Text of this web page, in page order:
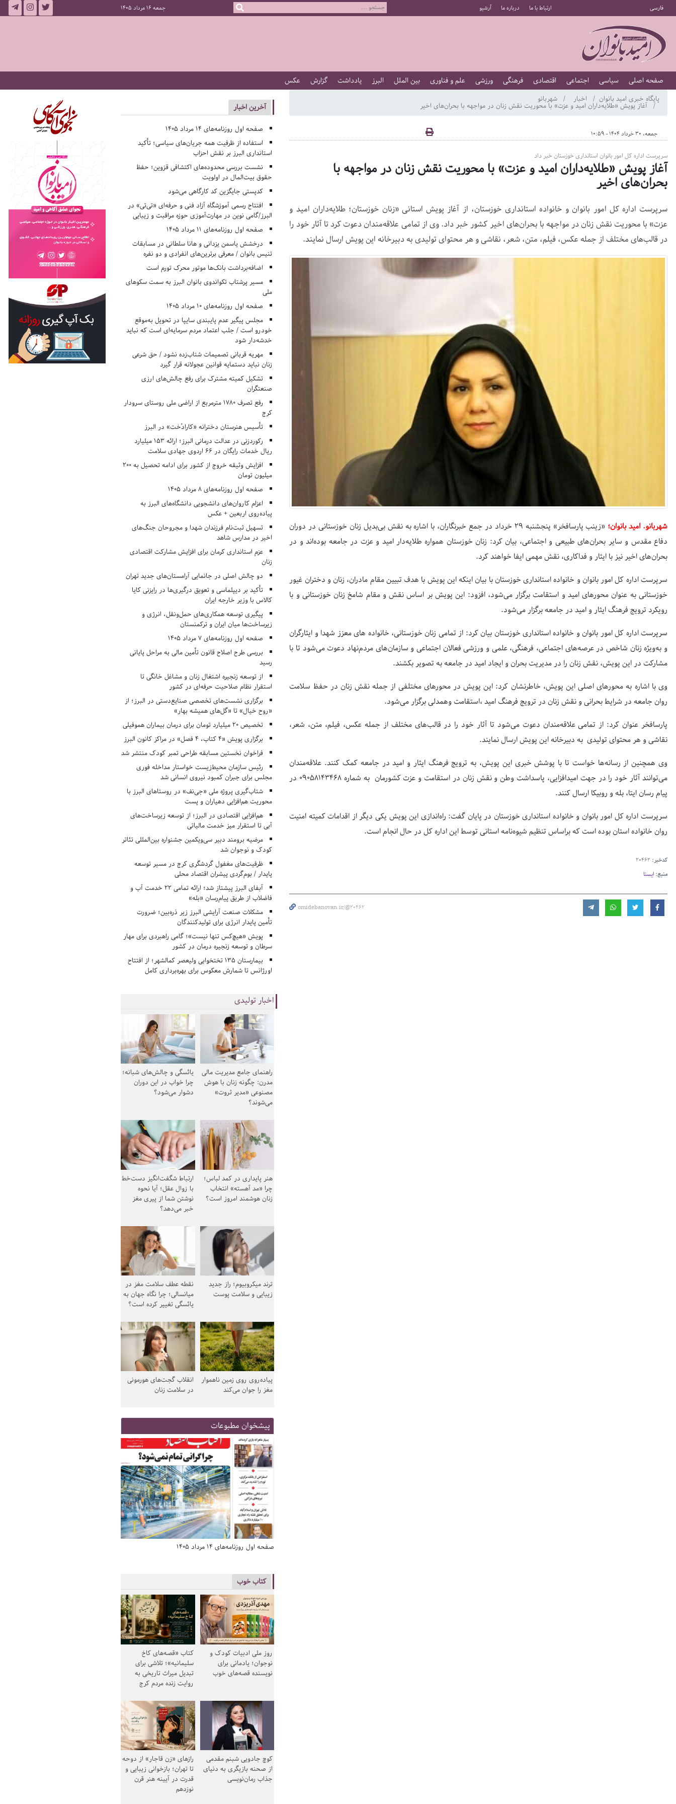
فارسی ارتباط با ما درباره ما آرشیو جمعه 16 مرداد 1405
صفحه اصلی سیاسی اجتماعی اقتصادی فرهنگی ورزشی علم و فناوری بین الملل البرز یادداشت گزارش عکس
پایگاه خبری امید بانوان اخبار شهربانو
آغاز پویش «طلایه‌داران امید و عزت» با محوریت نقش زنان در مواجهه با بحران‌های اخیر
جمعه، 30 خرداد 1404 - 10:59
سرپرست اداره کل امور بانوان استانداری خوزستان خبر داد
آغاز پویش «طلایه‌داران امید و عزت» با محوریت نقش زنان در مواجهه با
بحران‌های اخیر
سرپرست اداره کل امور بانوان و خانواده استانداری خوزستان، از آغاز پویش استانی «زنان خوزستان؛ طلایه‌داران امید و
عزت» با محوریت نقش زنان در مواجهه با بحران‌های اخیر کشور خبر داد. وی از تمامی علاقه‌مندان دعوت کرد تا آثار خود را
در قالب‌های مختلف از جمله عکس، فیلم، متن، شعر، نقاشی و هر محتوای تولیدی به دبیرخانه این پویش ارسال نمایند.
شهربانو. امید بانوان؛
«زینب پارسافخر» پنجشنبه ۲۹ خرداد در جمع خبرنگاران، با اشاره به نقش بی‌بدیل زنان خوزستانی در دوران
دفاع مقدس و سایر بحران‌های طبیعی و اجتماعی، بیان کرد: زنان خوزستان همواره طلایه‌دار امید و عزت در جامعه بوده‌اند و در
بحران‌های اخیر نیز با ایثار و فداکاری، نقش مهمی ایفا خواهند کرد.
سرپرست اداره کل امور بانوان و خانواده استانداری خوزستان با بیان اینکه این پویش با هدف تبیین مقام مادران، زنان و دختران غیور
خوزستانی به عنوان محورهای امید و استقامت برگزار می‌شود، افزود: این پویش بر اساس نقش و مقام شامخ زنان خوزستانی و با
رویکرد ترویج فرهنگ ایثار و امید در جامعه برگزار می‌شود.
سرپرست اداره کل امور بانوان و خانواده استانداری خوزستان بیان کرد: از تمامی زنان خوزستانی، خانواده های معزز شهدا و ایثارگران
وبه‌ویژهزنان شاخص درعرصه‌هایاجتماعی، فرهنگی، علمی و ورزشی فعالان اجتماعی و سازمان‌های مردم‌نهاد دعوت می‌شود تا با
مشارکت در این پویش، نقش زنان را در مدیریت بحران و ایجاد امید در جامعه به تصویر بکشند.
وی با اشاره به محورهای اصلی این پویش، خاطرنشان کرد: این پویش در محورهای مختلفی از جمله نقش زنان در حفظ سلامت
روان جامعه در شرایط بحرانی و نقش زنان در ترویج فرهنگ امید ،استقامت وهمدلی برگزار می‌شود.
پارسافخر عنوان کرد: از تمامی علاقه‌مندان دعوت می‌شود تا آثار خود را در قالب‌های مختلف از جمله عکس، فیلم، متن، شعر،
نقاشی و هر محتوای تولیدی به دبیرخانه این پویش ارسال نمایند.
وی همچنین از رسانه‌ها خواست تا با پوشش خبری این پویش، به ترویج فرهنگ ایثار و امید در جامعه کمک کنند. علاقه‌مندان
می‌توانند آثار خود را در جهت امیدافزایی، پاسداشت وطن و نقش زنان در استقامت و عزت کشورمان
به شماره 09058143468 در
پیام رسان ایتا، بله و روبیکا ارسال کنند.
سرپرست اداره کل امور بانوان و خانواده استانداری خوزستان در پایان گفت: راه‌اندازیاین پویش یکی دیگر از اقدامات کمیته امنیت
روان خانواده استان بوده است که براساس تنظیمشیوه‌نامهاستانی توسط این اداره کل در حال انجام است.
کدخبر: 20462
منبع: ایسنا
omidebanovan.ir/@20462
آخرین اخبار
صفحه اول روزنامه‌های 14 مرداد 1405
استفاده از ظرفیت همه جریان‌های سیاسی؛ تأکید
استانداری البرز بر نقش احزاب
نشست بررسی محدوده‌های اکتشافی قزوین؛ حفظ
حقوق بیت‌المال در اولویت
کدپستی جایگزین کد کارگاهی می‌شود
افتتاح رسمی آموزشگاه آزاد فنی و حرفه‌ای «تی‌تی» در
البرز/گامی نوین در مهارت‌آموزی حوزه مراقبت و زیبایی
صفحه اول روزنامه‌های 11 مرداد 1405
درخشش یاسمن یزدانی و هانا سلطانی در مسابقات
تنیس بانوان / معرفی برترین‌های انفرادی و دو نفره
اضافه‌برداشت بانک‌ها موتور محرک تورم است
مسیر پرشتاب تکواندوی بانوان البرز به سمت سکوهای
ملی
صفحه اول روزنامه‌های 10 مرداد 1405
مجلس پیگیر عدم پایبندی سایپا در تحویل به‌موقع
خودرو است / جلب اعتماد مردم سرمایه‌ای است که نباید
خدشه‌دار شود
مهریه قربانی تصمیمات شتاب‌زده نشود / حق شرعی
زنان نباید دستمایه قوانین عجولانه قرار گیرد
تشکیل کمیته مشترک برای رفع چالش‌های ارزی
صنعتگران
رفع تصرف ۱۷۸۰ مترمربع از اراضی ملی روستای سرودار
کرج
تأسیس هنرستان دخترانه «کارادُخت» در البرز
رکوردزنی در عدالت درمانی البرز؛ ارائه ۱۵۳ میلیارد
ریال خدمات رایگان در ۶۶ اردوی جهادی سلامت
افزایش وثیقه خروج از کشور برای ادامه تحصیل به ۲۰۰
میلیون تومان
صفحه اول روزنامه‌های 8 مرداد 1405
اعزام کاروان‌های دانشجویی دانشگاه‌های البرز به
پیاده‌روی اربعین + عکس
تسهیل ثبت‌نام فرزندان شهدا و مجروحان جنگ‌های
اخیر در مدارس شاهد
عزم استانداری کرمان برای افزایش مشارکت اقتصادی
زنان
دو چالش اصلی در جانمایی آرامستان‌های جدید تهران
تأکید بر دیپلماسی و تعویق درگیری‌ها در رایزنی کایا
کالاس با وزیر خارجه ایران
پیگیری توسعه همکاری‌های حمل‌ونقل، انرژی و
زیرساخت‌ها میان ایران و ترکمنستان
صفحه اول روزنامه‌های 7 مرداد 1405
بررسی طرح اصلاح قانون تأمین مالی به مراحل پایانی
رسید
از توسعه زنجیره اشتغال زنان و مشاغل خانگی تا
استقرار نظام صلاحیت حرفه‌ای در کشور
برگزاری نشست‌های تخصصی صنایع‌دستی در البرز؛ از
«روح خیال» تا «گل‌های همیشه بهار»
تخصیص ۲۰ میلیارد تومان برای درمان بیماران هموفیلی
برگزاری پویش «۴ کتاب، ۴ فصل» در مراکز کانون البرز
فراخوان نخستین مسابقه طراحی تمبر کودک منتشر شد
رئیس سازمان محیط‌زیست خواستار مداخله فوری
مجلس برای جبران کمبود نیروی انسانی شد
شتاب‌گیری پروژه ملی «جی‌نف» در روستاهای البرز با
محوریت هم‌افزایی دهیاران و پست
هم‌افزایی اقتصادی در البرز؛ از توسعه زیرساخت‌های
آبی تا استقرار میز خدمت مالیاتی
مرضیه برومند دبیر سی‌ویکمین جشنواره بین‌المللی تئاتر
کودک و نوجوان شد
ظرفیت‌های مغفول گردشگری کرج در مسیر توسعه
پایدار / بوم‌گردی پیشران اقتصاد محلی
آبفای البرز پیشتاز شد؛ ارائه تمامی ۲۲ خدمت آب و
فاضلاب از طریق پیام‌رسان «بله»
مشکلات صنعت آرایشی البرز زیر ذره‌بین؛ ضرورت
تأمین پایدار انرژی برای تولیدکنندگان
پویش «هیچ‌کس تنها نیست»؛ گامی راهبردی برای مهار
سرطان و توسعه زنجیره درمان در کشور
بیمارستان ۱۳۵ تختخوابی ولیعصر کمالشهر؛ از افتتاح
اورژانس تا شمارش معکوس برای بهره‌برداری کامل
اخبار تولیدی
راهنمای جامع مدیریت مالی
مدرن: چگونه زنان با هوش
مصنوعی «مدیر ثروت»
می‌شوند؟
یائسگی و چالش‌های شبانه؛
چرا خواب در این دوران
دشوار می‌شود؟
هنر پایداری در کمد لباس؛
چرا «مد آهسته» انتخاب
زنان هوشمند امروز است؟
ارتباط شگفت‌انگیز دست‌خط
با زوال عقل؛ آیا نحوه
نوشتن شما از پیری مغز
خبر می‌دهد؟
ترند میکروبیوم؛ راز جدید
زیبایی و سلامت پوست
نقطه عطف سلامت مغز در
میانسالی؛ چرا نگاه جهان به
یائسگی تغییر کرده است؟
پیاده‌روی روی زمین ناهموار
مغز را جوان می‌کند
انقلاب گجت‌های هورمونی
در سلامت زنان
پیشخوان مطبوعات
صفحه اول روزنامه‌های 14 مرداد 1405
کتاب خوب
روز ملی ادبیات کودک و
نوجوان؛ یادمانی برای
نویسنده قصه‌های خوب
کتاب «قصه‌های کاخ
سلیمانیه»؛ تلاشی برای
تبدیل میراث تاریخی به
روایت زنده مردم کرج
کوچ جادویی شبنم مقدمی
از صحنه بازیگری به دنیای
جذاب رمان‌نویسی
رازهای «زن قاجار» از دوحه
تا تهران؛ بازخوانی زیبایی و
قدرت در آیینه هنر قرن
نوزدهم